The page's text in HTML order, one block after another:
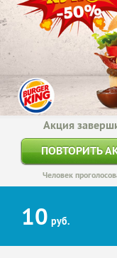
Акция
ПОВТОРИТЬ
Человек
10 руб.